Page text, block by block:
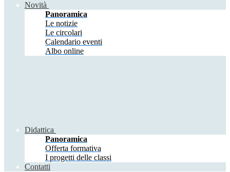
Novità
Panoramica
Le notizie
Le circolari
Calendario eventi
Albo online
Didattica
Panoramica
Offerta formativa
I progetti delle classi
Contatti